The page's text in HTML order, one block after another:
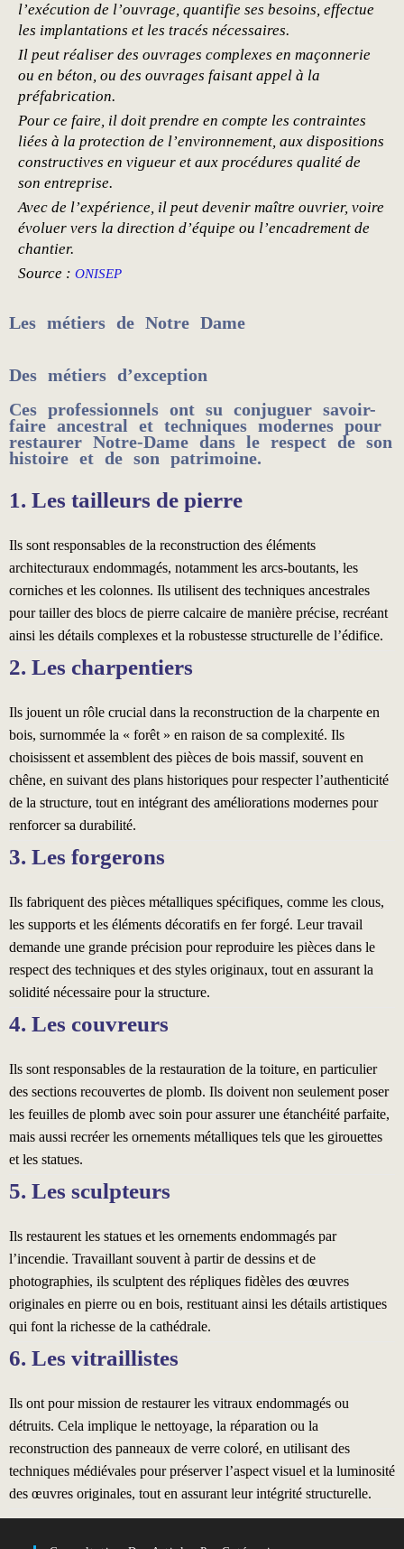
l’exécution de l’ouvrage, quantifie ses besoins, effectue
les implantations et les tracés nécessaires.
Il peut réaliser des ouvrages complexes en maçonnerie
ou en béton, ou des ouvrages faisant appel à la
préfabrication.
Pour ce faire, il doit prendre en compte les contraintes
liées à la protection de l’environnement, aux dispositions
constructives en vigueur et aux procédures qualité de
son entreprise.
Avec de l’expérience, il peut devenir maître ouvrier, voire
évoluer vers la direction d’équipe ou l’encadrement de
chantier.
Source : ONISEP
Les métiers de Notre Dame
Des métiers d’exception
Ces professionnels ont su conjuguer savoir-
faire ancestral et techniques modernes pour
restaurer Notre-Dame dans le respect de son
histoire et de son patrimoine.
1. Les tailleurs de pierre
Ils sont responsables de la reconstruction des éléments
architecturaux endommagés, notamment les arcs-boutants, les
corniches et les colonnes. Ils utilisent des techniques ancestrales
pour tailler des blocs de pierre calcaire de manière précise, recréant
ainsi les détails complexes et la robustesse structurelle de l’édifice.
2. Les charpentiers
Ils jouent un rôle crucial dans la reconstruction de la charpente en
bois, surnommée la « forêt » en raison de sa complexité. Ils
choisissent et assemblent des pièces de bois massif, souvent en
chêne, en suivant des plans historiques pour respecter l’authenticité
de la structure, tout en intégrant des améliorations modernes pour
renforcer sa durabilité.
3. Les forgerons
Ils fabriquent des pièces métalliques spécifiques, comme les clous,
les supports et les éléments décoratifs en fer forgé. Leur travail
demande une grande précision pour reproduire les pièces dans le
respect des techniques et des styles originaux, tout en assurant la
solidité nécessaire pour la structure.
4. Les couvreurs
Ils sont responsables de la restauration de la toiture, en particulier
des sections recouvertes de plomb. Ils doivent non seulement poser
les feuilles de plomb avec soin pour assurer une étanchéité parfaite,
mais aussi recréer les ornements métalliques tels que les girouettes
et les statues.
5. Les sculpteurs
Ils restaurent les statues et les ornements endommagés par
l’incendie. Travaillant souvent à partir de dessins et de
photographies, ils sculptent des répliques fidèles des œuvres
originales en pierre ou en bois, restituant ainsi les détails artistiques
qui font la richesse de la cathédrale.
6. Les vitraillistes
Ils ont pour mission de restaurer les vitraux endommagés ou
détruits. Cela implique le nettoyage, la réparation ou la
reconstruction des panneaux de verre coloré, en utilisant des
techniques médiévales pour préserver l’aspect visuel et la luminosité
des œuvres originales, tout en assurant leur intégrité structurelle.